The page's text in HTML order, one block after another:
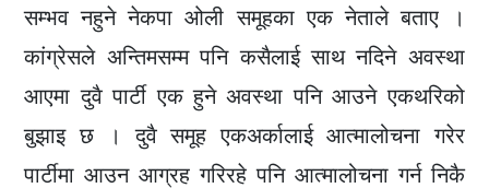
सम्भव नहुने नेकपा ओली समूहका एक नेताले बताए ।
कांग्रेसले अन्तिमसम्म पनि कसैलाई साथ नदिने अवस्था
आएमा दुवै पार्टी एक हुने अवस्था पनि आउने एकथरिको
बुझाइ छ । दुवै समूह एकअर्कालाई आत्मालोचना गरेर
पार्टीमा आउन आग्रह गरिरहे पनि आत्मालोचना गर्न निकै